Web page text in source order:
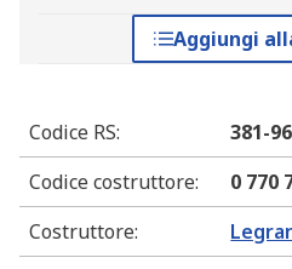
Aggiungi
Codice RS:
381-
Codice costruttore:
0 770
Costruttore: